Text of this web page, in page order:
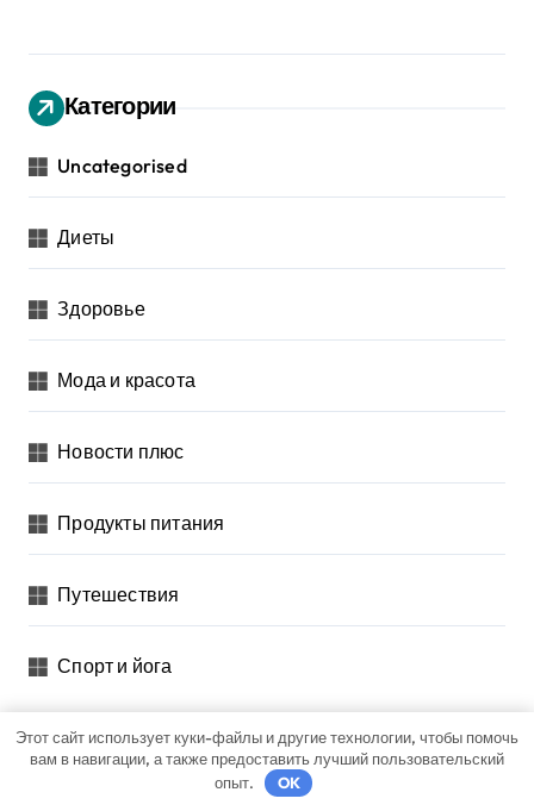
Категории
Uncategorised
Диеты
Здоровье
Мода и красота
Новости плюс
Продукты питания
Путешествия
Спорт и йога
Вы пропустили
Этот сайт использует куки-файлы и другие технологии, чтобы помочь
вам в навигации, а также предоставить лучший пользовательский
опыт.
OK